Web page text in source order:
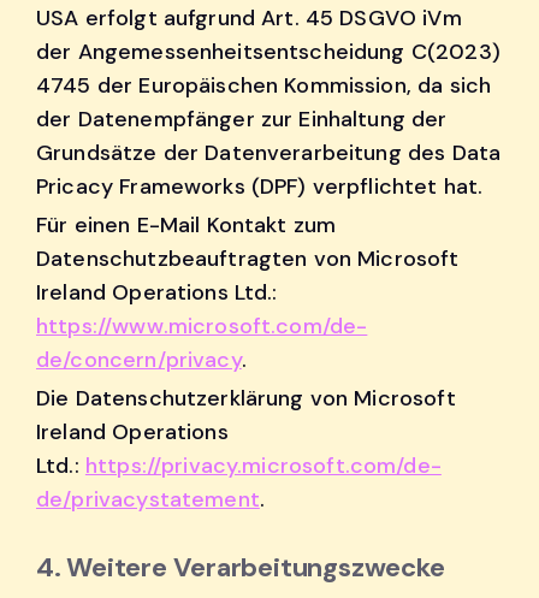
USA erfolgt aufgrund Art. 45 DSGVO iVm
der Angemessenheitsentscheidung C(2023)
4745 der Europäischen Kommission, da sich
der Datenempfänger zur Einhaltung der
Grundsätze der Datenverarbeitung des Data
Pricacy Frameworks (DPF) verpflichtet hat.
Für einen E-Mail Kontakt zum
Datenschutzbeauftragten von Microsoft
Ireland Operations Ltd.:
https://www.microsoft.com/de-
de/concern/privacy.
Die Datenschutzerklärung von Microsoft
Ireland Operations
Ltd.: https://privacy.microsoft.com/de-
de/privacystatement.
4. Weitere Verarbeitungszwecke